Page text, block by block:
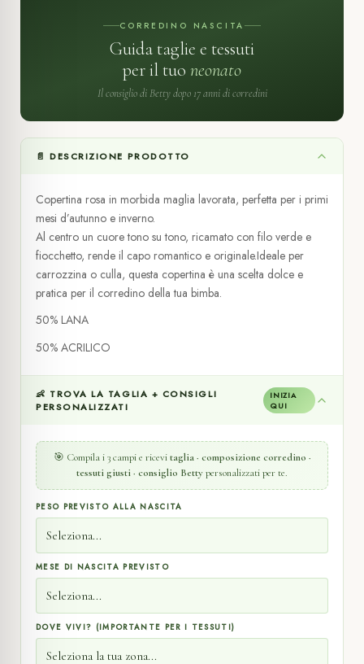
CORREDINO NASCITA
Guida taglie e tessuti
per il tuo neonato
Il consiglio di Betty dopo 17 anni di corredini
📄 DESCRIZIONE PRODOTTO
Copertina rosa in morbida maglia lavorata, perfetta per i primi
mesi d’autunno e inverno.
Al centro un cuore tono su tono, ricamato con filo verde e
fiocchetto, rende il capo romantico e originale.Ideale per
carrozzina o culla, questa copertina è una scelta dolce e
pratica per il corredino della tua bimba.
50% LANA
50% ACRILICO
👶 TROVA LA TAGLIA + CONSIGLI
PERSONALIZZATI
INIZIA
QUI
🎯 Compila i 3 campi e ricevitaglia · composizione corredino ·
tessuti giusti · consiglio Bettypersonalizzati per te.
PESO PREVISTO ALLA NASCITA
MESE DI NASCITA PREVISTO
DOVE VIVI? (IMPORTANTE PER I TESSUTI)